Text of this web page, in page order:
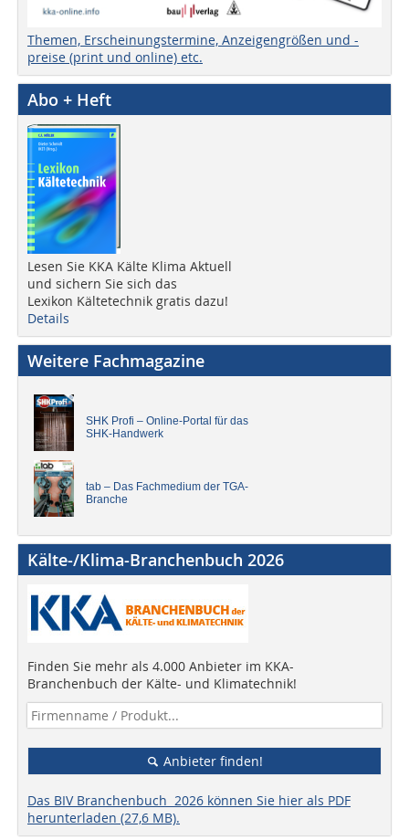
Themen, Erscheinungstermine, Anzeigengrößen und -
preise (print und online) etc.
Abo + Heft
Lesen Sie KKA Kälte Klima Aktuell
und sichern Sie sich das
Lexikon Kältetechnik gratis dazu!
Details
Weitere Fachmagazine
SHK Profi – Online-Portal für das
SHK-Handwerk
tab – Das Fachmedium der TGA-
Branche
Kälte-/Klima-Branchenbuch 2026
Finden Sie mehr als 4.000 Anbieter im KKA-
Branchenbuch der Kälte- und Klimatechnik!
Anbieter finden!
Das BIV Branchenbuch 2026 können Sie hier als PDF
herunterladen (27,6 MB).